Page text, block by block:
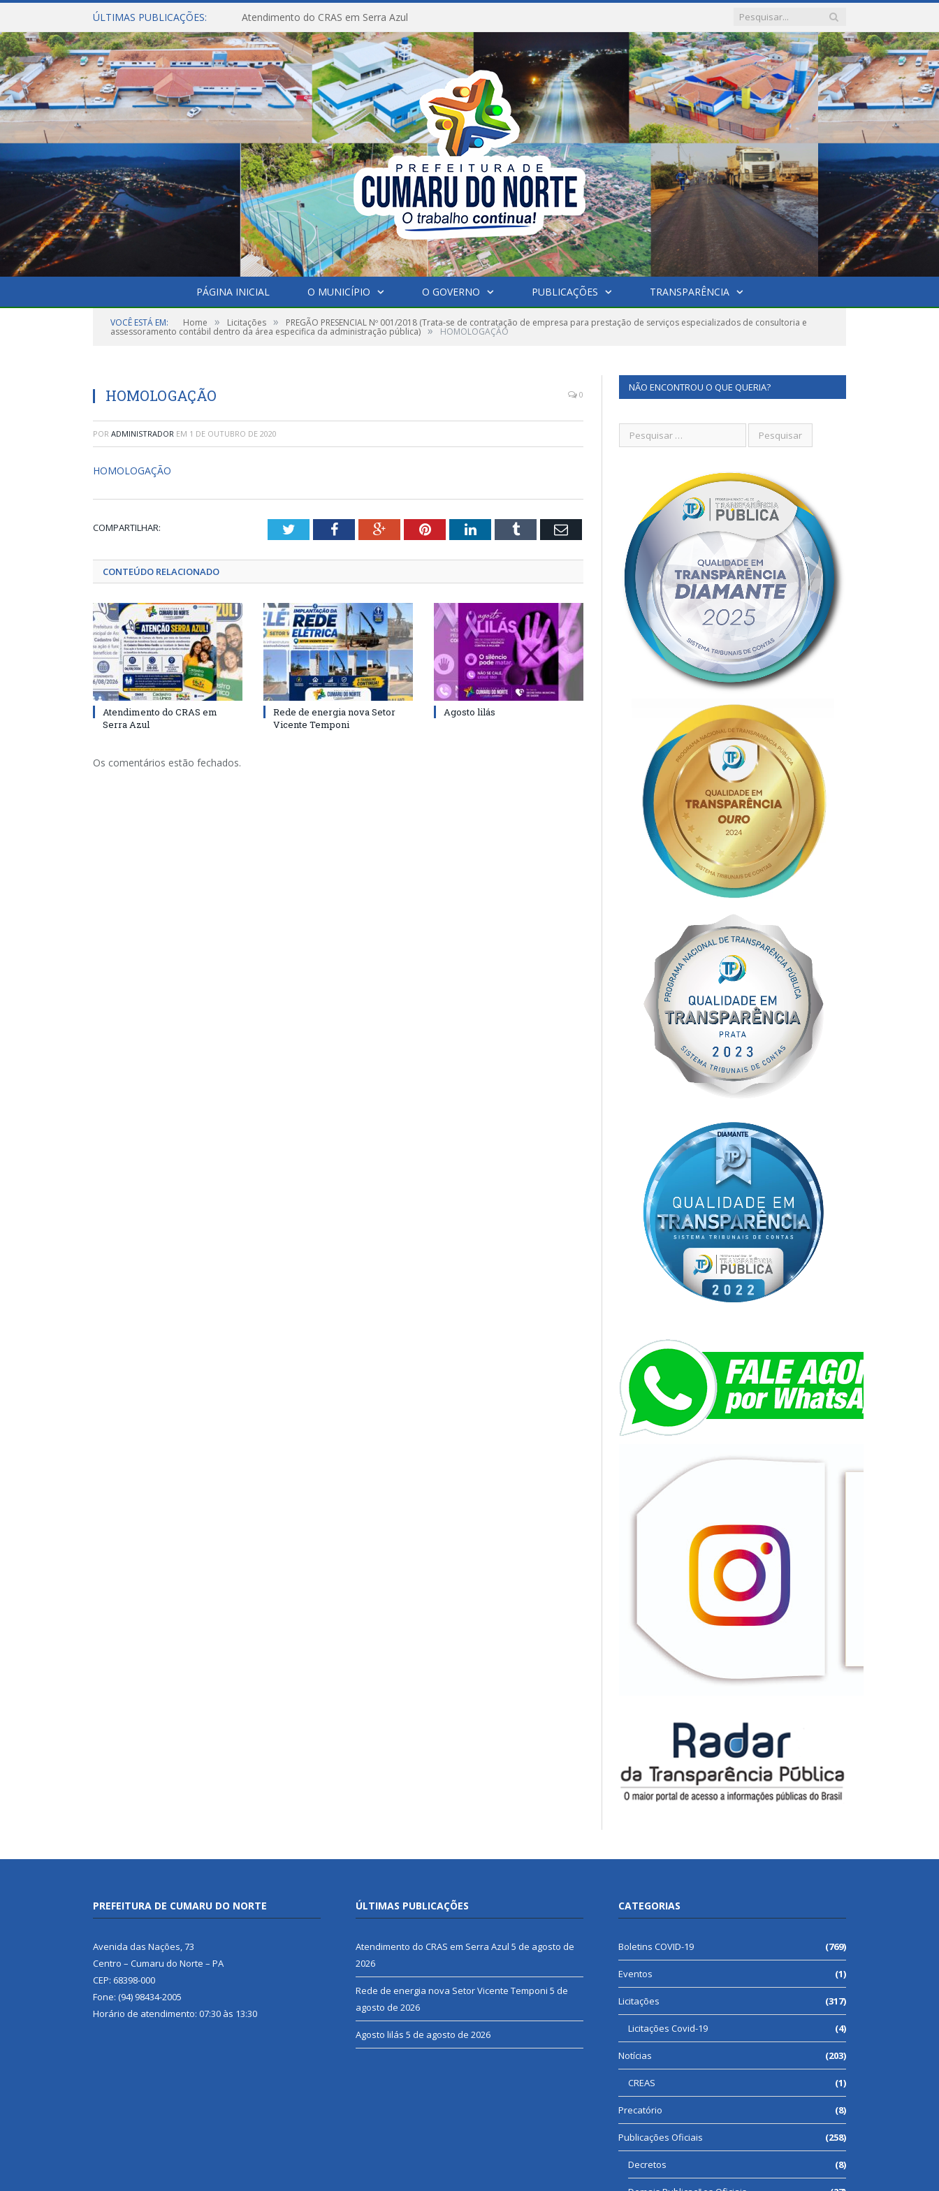
ÚLTIMAS PUBLICAÇÕES: Atendimento do CRAS em Serra Azul
PÁGINA INICIAL O MUNICÍPIO O GOVERNO PUBLICAÇÕES TRANSPARÊNCIA
VOCÊ ESTÁ EM: Home » Licitações » PREGÃO PRESENCIAL Nº 001/2018 (Trata-se de contratação de empresa para prestação de serviços especializados de consultoria e
assessoramento contábil dentro da área especifica da administração pública) » HOMOLOGAÇÃO
HOMOLOGAÇÃO 0
POR ADMINISTRADOR EM 1 DE OUTUBRO DE 2020
HOMOLOGAÇÃO
COMPARTILHAR: TwitterFacebookGoogle+PinterestLinkedInTumblr Email
CONTEÚDO RELACIONADO
Atendimento do CRAS em
Serra Azul
Rede de energia nova Setor
Vicente Temponi
Agosto lilás
Os comentários estão fechados.
NÃO ENCONTROU O QUE QUERIA?
PREFEITURA DE CUMARU DO NORTE
Avenida das Nações, 73
Centro – Cumaru do Norte – PA
CEP: 68398-000
Fone: (94) 98434-2005
Horário de atendimento: 07:30 às 13:30
ÚLTIMAS PUBLICAÇÕES
Atendimento do CRAS em Serra Azul 5 de agosto de
2026
Rede de energia nova Setor Vicente Temponi 5 de
agosto de 2026
Agosto lilás 5 de agosto de 2026
CATEGORIAS
Boletins COVID-19 (769)
Eventos (1)
Licitações (317)
Licitações Covid-19 (4)
Notícias (203)
CREAS (1)
Precatório (8)
Publicações Oficiais (258)
Decretos (8)